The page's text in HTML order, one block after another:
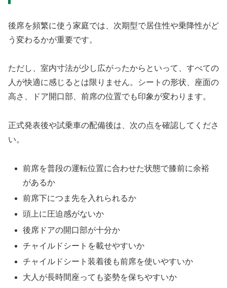
後席を頻繁に使う家庭では、次期型で居住性や乗降性がど
う変わるかが重要です。
ただし、室内寸法が少し広がったからといって、すべての
人が快適に感じるとは限りません。シートの形状、座面の
高さ、ドア開口部、前席の位置でも印象が変わります。
正式発表後や試乗車の配備後は、次の点を確認してくださ
い。
前席を普段の運転位置に合わせた状態で膝前に余裕
があるか
前席下につま先を入れられるか
頭上に圧迫感がないか
後席ドアの開口部が十分か
チャイルドシートを載せやすいか
チャイルドシート装着後も前席を使いやすいか
大人が長時間座っても姿勢を保ちやすいか